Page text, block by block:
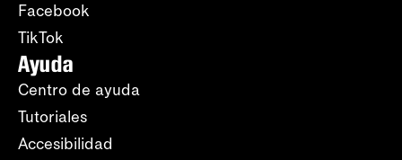
Facebook
TikTok
Ayuda
Centro de ayuda
Tutoriales
Accesibilidad